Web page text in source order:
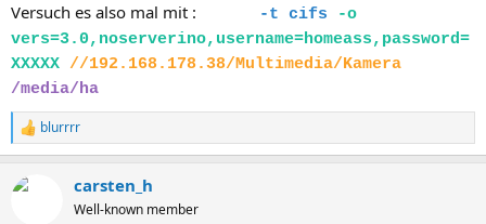
Versuch es also mal mit : -t cifs
-o
vers=3.0,noserverino,username=homeass,password=
XXXXX //192.168.178.38/Multimedia/Kamera
/media/ha
R
e
k
blurrrr
carsten_h
Well-known member